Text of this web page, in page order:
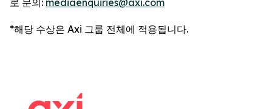
로 문의: mediaenquiries@axi.com
*해당 수상은 Axi 그룹 전체에 적용됩니다.